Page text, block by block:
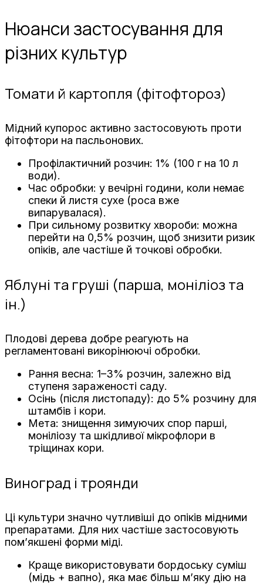
Нюанси застосування для
різних культур
Томати й картопля (фітофтороз)
Мідний купорос активно застосовують проти
фітофтори на пасльонових.
Профілактичний розчин: 1% (100 г на 10 л
води).
Час обробки: у вечірні години, коли немає
спеки й листя сухе (роса вже
випарувалася).
При сильному розвитку хвороби: можна
перейти на 0,5% розчин, щоб знизити ризик
опіків, але частіше й точкові обробки.
Яблуні та груші (парша, моніліоз та
ін.)
Плодові дерева добре реагують на
регламентовані викорінюючі обробки.
Рання весна: 1–3% розчин, залежно від
ступеня зараженості саду.
Осінь (після листопаду): до 5% розчину для
штамбів і кори.
Мета: знищення зимуючих спор парші,
моніліозу та шкідливої мікрофлори в
тріщинах кори.
Виноград і троянди
Ці культури значно чутливіші до опіків мідними
препаратами. Для них частіше застосовують
пом’якшені форми міді.
Краще використовувати бордоську суміш
(мідь + вапно), яка має більш м’яку дію на